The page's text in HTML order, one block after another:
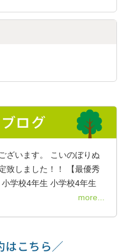
ざいます。 こいのぼりぬ
致しました！！ 【最優秀
学校4年生 小学校4年生
more...